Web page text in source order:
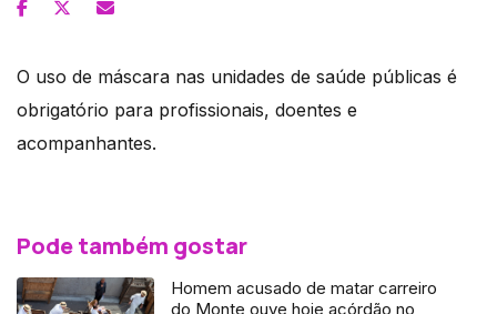
O uso de máscara nas unidades de saúde públicas é
obrigatório para profissionais, doentes e
acompanhantes.
Pode também gostar
Homem acusado de matar carreiro
do Monte ouve hoje acórdão no